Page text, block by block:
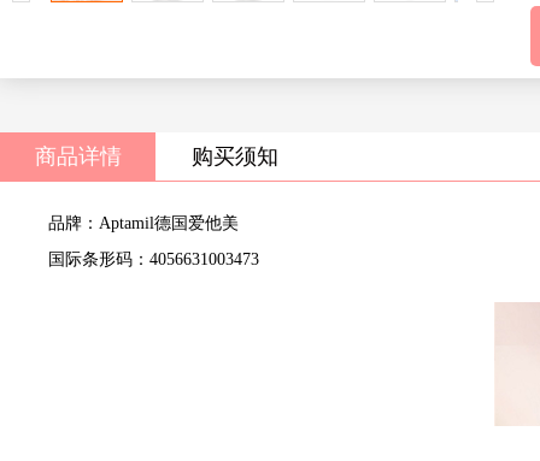
商品详情 购买须知
品牌：Aptamil德国爱他美
国际条形码：4056631003473